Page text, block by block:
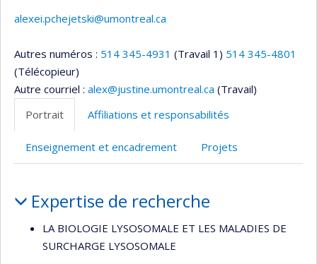
alexei.pchejetski@umontreal.ca
Autres numéros : 514 345-4931 (Travail 1) 514 345-4801
(Télécopieur)
Autre courriel : alex@justine.umontreal.ca (Travail)
Portrait
Affiliations et responsabilités
Enseignement et encadrement Projets
Expertise de recherche
LA BIOLOGIE LYSOSOMALE ET LES MALADIES DE
SURCHARGE LYSOSOMALE